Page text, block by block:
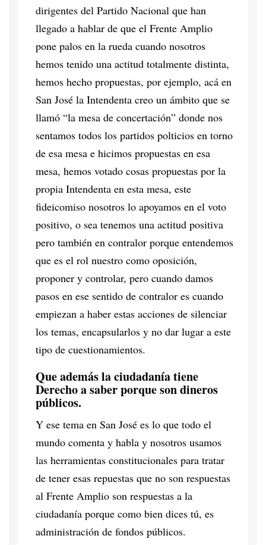
dirigentes del Partido Nacional que han
llegado a hablar de que el Frente Amplio
pone palos en la rueda cuando nosotros
hemos tenido una actitud totalmente distinta,
hemos hecho propuestas, por ejemplo, acá en
San José la Intendenta creo un ámbito que se
llamó “la mesa de concertación” donde nos
sentamos todos los partidos polticios en torno
de esa mesa e hicimos propuestas en esa
mesa, hemos votado cosas propuestas por la
propia Intendenta en esta mesa, este
fideicomiso nosotros lo apoyamos en el voto
positivo, o sea tenemos una actitud positiva
pero también en contralor porque entendemos
que es el rol nuestro como oposición,
proponer y controlar, pero cuando damos
pasos en ese sentido de contralor es cuando
empiezan a haber estas acciones de silenciar
los temas, encapsularlos y no dar lugar a este
tipo de cuestionamientos.
Que además la ciudadanía tiene
Derecho a saber porque son dineros
públicos.
Y ese tema en San José es lo que todo el
mundo comenta y habla y nosotros usamos
las herramientas constitucionales para tratar
de tener esas repuestas que no son respuestas
al Frente Amplio son respuestas a la
ciudadanía porque como bien dices tú, es
administración de fondos públicos.